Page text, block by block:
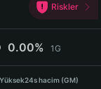
Riskler
0.00% 1G
24s hacim (GM)